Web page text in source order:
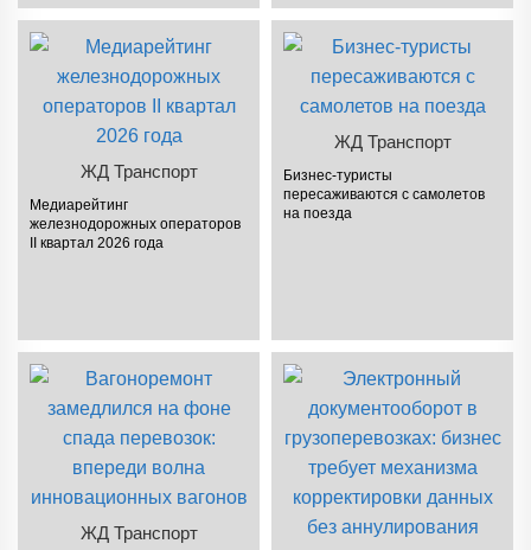
ЖД Транспорт
Медиарейтинг
железнодорожных операторов
II квартал 2026 года
ЖД Транспорт
Бизнес-туристы
пересаживаются с самолетов
на поезда
ЖД Транспорт